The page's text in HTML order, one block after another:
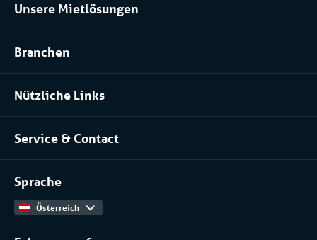
Unsere Mietlösungen
Kühlraum und Tiefkühlraum mieten
Prozessanlage mieten
Klimatisierung mieten
Branchen
Lebensmittel
Pharma
Serverraum & Rechenzentren
Chemische industrie
Installateure
Nützliche Links
Über uns
Unser Team
Arbeiten bei
Produktkatalog
Service & Contact
Kontakt
Sprache
Österreich